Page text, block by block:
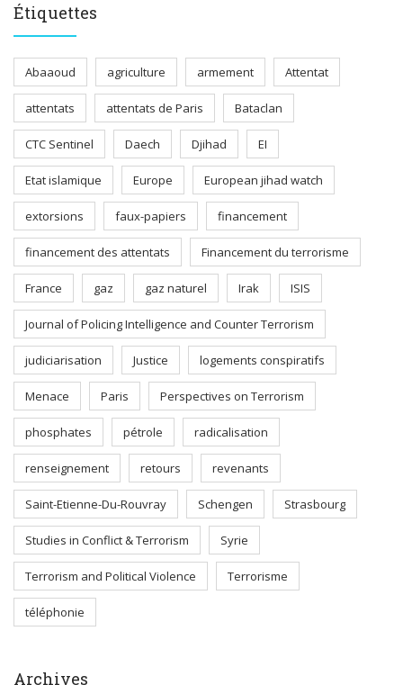
Étiquettes
Abaaoud agriculture armement Attentat
attentats attentats de Paris Bataclan
CTC Sentinel Daech Djihad EI
Etat islamique Europe European jihad watch
extorsions faux-papiers financement
financement des attentats Financement du terrorisme
France gaz gaz naturel Irak ISIS
Journal of Policing Intelligence and Counter Terrorism
judiciarisation Justice logements conspiratifs
Menace Paris Perspectives on Terrorism
phosphates pétrole radicalisation
renseignement retours revenants
Saint-Etienne-Du-Rouvray Schengen Strasbourg
Studies in Conflict & Terrorism Syrie
Terrorism and Political Violence Terrorisme
téléphonie
Archives